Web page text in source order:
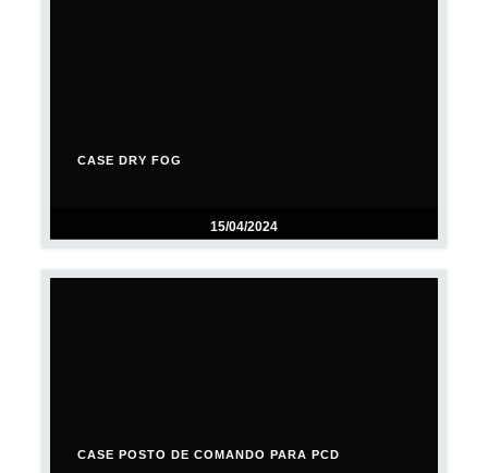
15/04/2024
CASE DRY FOG
CASE POSTO DE COMANDO PARA PCD